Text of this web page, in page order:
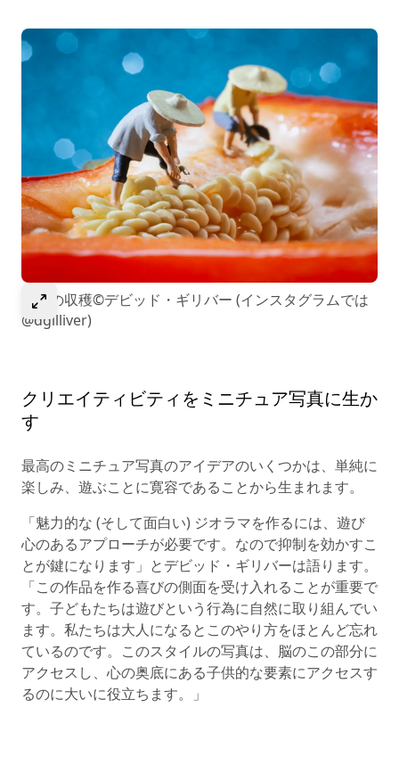
選択して画像を拡大
胡椒の収穫©デビッド・ギリバー (インスタグラムでは
@dgilliver)
クリエイティビティをミニチュア写真に生か
す
最高のミニチュア写真のアイデアのいくつかは、単純に
楽しみ、遊ぶことに寛容であることから生まれます。
「魅力的な (そして面白い) ジオラマを作るには、遊び
心のあるアプローチが必要です。なので抑制を効かすこ
とが鍵になります」とデビッド・ギリバーは語ります。
「この作品を作る喜びの側面を受け入れることが重要で
す。子どもたちは遊びという行為に自然に取り組んでい
ます。私たちは大人になるとこのやり方をほとんど忘れ
ているのです。このスタイルの写真は、脳のこの部分に
アクセスし、心の奥底にある子供的な要素にアクセスす
るのに大いに役立ちます。」